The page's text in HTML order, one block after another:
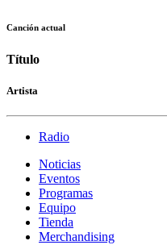
Canción actual
Título
Artista
Radio
Noticias
Eventos
Programas
Equipo
Tienda
Merchandising